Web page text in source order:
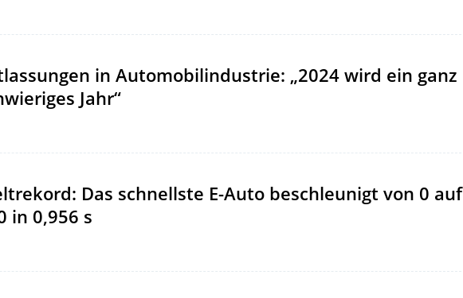
in Automobilindustrie: „2024 wird ein ganz
Jahr“
Das schnellste E-Auto beschleunigt von 0 auf
in 0,956 s